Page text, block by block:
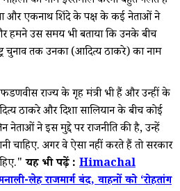
और एकनाथ शिंदे के पक्ष के कई नेताओं ने
हमने उस समय भी बताया कि उनके बीच
चुनाव तक उनका (आदित्य ठाकरे) का नाम
राज्य के गृह मंत्री भी हैं और उन्हीं के
ठाकरे और दिशा सालियान के बीच कोई
नेताओं ने इस मुद्दे पर राजनीति की है, उन्हें
चाहिए. अगर वे ऐसा नहीं करते हैं तो सरकार
यह भी पढ़ें : Himachal
लेह राजमार्ग बंद, वाहनों को ‘रोहतांग